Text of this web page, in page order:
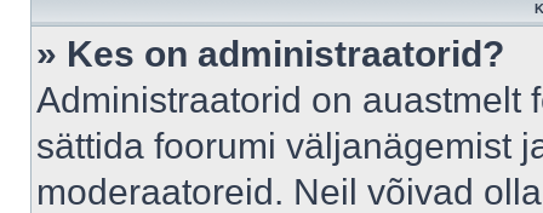
» Kes on administraatorid?
Administraatorid on auastmelt
sättida foorumi väljanägemist
moderaatoreid. Neil võivad